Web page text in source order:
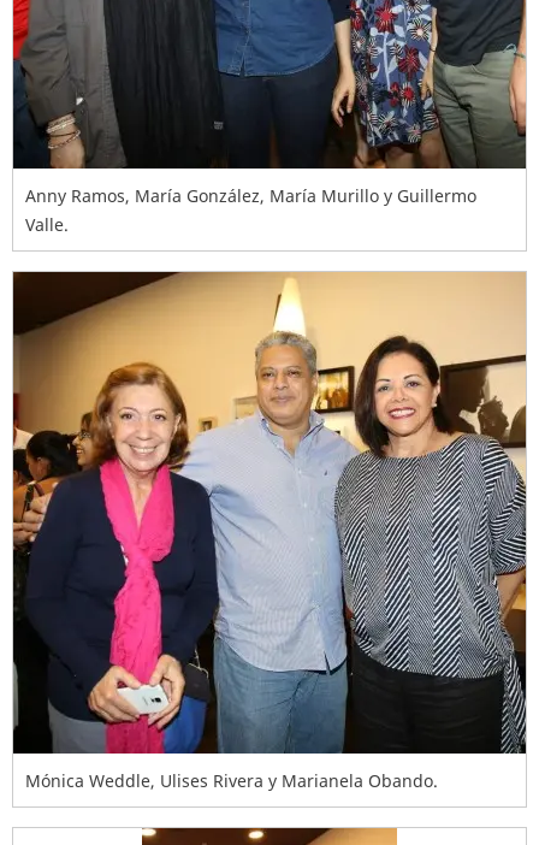
Anny Ramos, María González, María Murillo y Guillermo
Valle.
Mónica Weddle, Ulises Rivera y Marianela Obando.